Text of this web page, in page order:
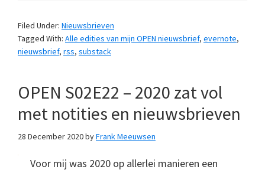
Filed Under: Nieuwsbrieven
Tagged With: Alle edities van mijn OPEN nieuwsbrief, evernote,
nieuwsbrief, rss, substack
OPEN S02E22 – 2020 zat vol
met notities en nieuwsbrieven
28 December 2020byFrank Meeuwsen
Voor mij was 2020 op allerlei manieren een